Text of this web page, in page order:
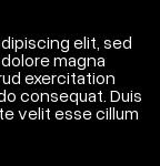
elit, sed
magna
exercitation
consequat. Duis
velit esse cillum